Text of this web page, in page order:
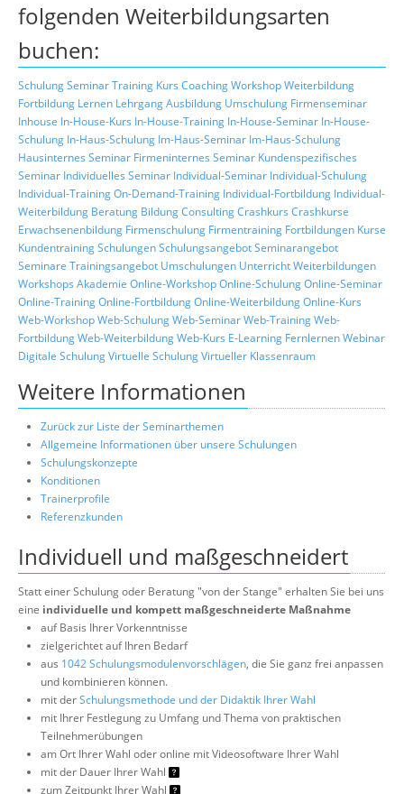
folgenden Weiterbildungsarten
buchen:
SchulungSeminarTraining Kurs CoachingWorkshopWeiterbildung
Fortbildung Lernen LehrgangAusbildung Umschulung Firmenseminar
Inhouse In-House-Kurs In-House-Training In-House-Seminar In-House-
Schulung In-Haus-Schulung Im-Haus-Seminar Im-Haus-Schulung
Hausinternes Seminar Firmeninternes Seminar Kundenspezifisches
Seminar Individuelles Seminar Individual-Seminar Individual-Schulung
Individual-TrainingOn-Demand-Training Individual-Fortbildung Individual-
Weiterbildung Beratung BildungConsultingCrashkurs Crashkurse
Erwachsenenbildung Firmenschulung Firmentraining Fortbildungen Kurse
KundentrainingSchulungenSchulungsangebotSeminarangebot
Seminare Trainingsangebot Umschulungen UnterrichtWeiterbildungen
Workshops Akademie Online-WorkshopOnline-SchulungOnline-Seminar
Online-TrainingOnline-FortbildungOnline-WeiterbildungOnline-Kurs
Web-WorkshopWeb-SchulungWeb-SeminarWeb-TrainingWeb-
FortbildungWeb-WeiterbildungWeb-Kurs E-Learning FernlernenWebinar
Digitale SchulungVirtuelle SchulungVirtueller Klassenraum
Weitere Informationen
Zurück zur Liste der Seminarthemen
Allgemeine Informationen über unsere Schulungen
Schulungskonzepte
Konditionen
Trainerprofile
Referenzkunden
Individuell und maßgeschneidert
Statt einer Schulung oder Beratung "von der Stange" erhalten Sie bei uns
eine individuelle und kompett maßgeschneiderte Maßnahme
auf Basis Ihrer Vorkenntnisse
zielgerichtet auf Ihren Bedarf
aus 1042 Schulungsmodulenvorschlägen, die Sie ganz frei anpassen
und kombinieren können.
mit derSchulungsmethode und der Didaktik Ihrer Wahl
mit Ihrer Festlegung zu Umfang und Thema von praktischen
Teilnehmerübungen
am Ort Ihrer Wahl oder online mit Videosoftware Ihrer Wahl
mit der Dauer Ihrer Wahl
zum Zeitpunkt Ihrer Wahl